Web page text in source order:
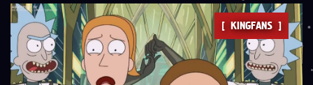
[ KINGFANS ]